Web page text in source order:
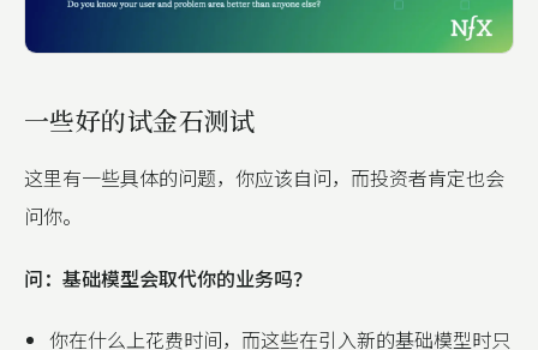
一些好的试金石测试
这里有一些具体的问题，你应该自问，而投资者肯定也会
问你。
问：基础模型会取代你的业务吗？
你在什么上花费时间，而这些在引入新的基础模型时只